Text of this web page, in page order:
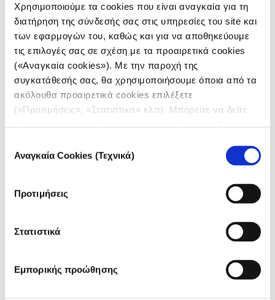
Χρησιμοποιούμε τα cookies που είναι αναγκαία για τη
διατήρηση της σύνδεσής σας στις υπηρεσίες του site και
των εφαρμογών του, καθώς και για να αποθηκεύουμε
τις επιλογές σας σε σχέση με τα προαιρετικά cookies
(«Αναγκαία cookies»). Με την παροχή της
συγκατάθεσής σας, θα χρησιμοποιήσουμε όποια από τα
ακόλουθα προαιρετικά cookies επιλέξετε
(«Προτιμήσεις», «Στατιστικά» κλπ). Μπορείτε να δείτε
συγκατάθεσης
Αναγκαία Cookies (Τεχνικά)
Προτιμήσεις
Στατιστικά
Εμπορικής προώθησης
Λίγο πριν να κλείσουν οι αιτήσεις στις 14 Δεκεμβρίου,
για τους δημοσιογράφους που αναρωτιούνται εάν η
δουλειά τους είναι «αρκετά ευρωπαϊκή», η
Εκτελεστική Διευθύντρια Τζένιφερ Αθανασίου-Πρινς
εξηγεί γιατί η τοπική δημοσιογραφία παραμένει
θεμέλιο της ευρωπαϊκής ενημέρωσης.
Μέσα στη διασυνοριακή έρευνα «Τα
μυστικά του σκιώδους στόλου»